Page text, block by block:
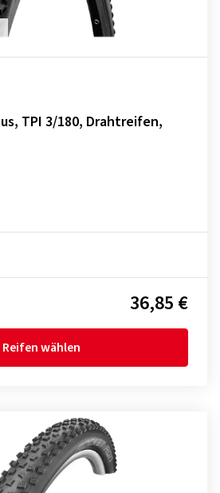
TPI 3/180, Drahtreifen,
36,85 €
Reifen wählen